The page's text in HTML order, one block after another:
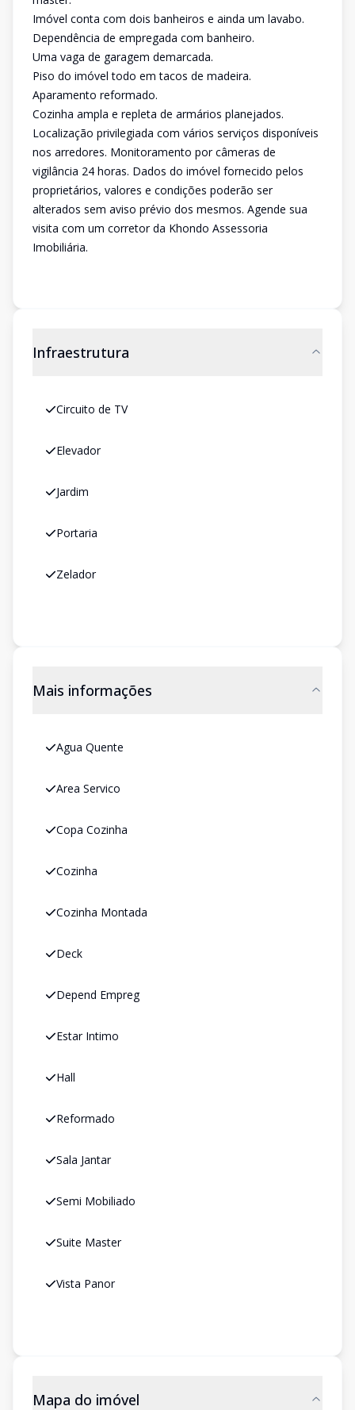
Imóvel conta com dois banheiros e ainda um lavabo.
Dependência de empregada com banheiro.
Uma vaga de garagem demarcada.
Piso do imóvel todo em tacos de madeira.
Aparamento reformado.
Cozinha ampla e repleta de armários planejados.
Localização privilegiada com vários serviços disponíveis
nos arredores. Monitoramento por câmeras de
vigilância 24 horas. Dados do imóvel fornecido pelos
proprietários, valores e condições poderão ser
alterados sem aviso prévio dos mesmos. Agende sua
visita com um corretor da Khondo Assessoria
Imobiliária.
Infraestrutura
Circuito de TV
Elevador
Jardim
Portaria
Zelador
Mais informações
Agua Quente
Area Servico
Copa Cozinha
Cozinha
Cozinha Montada
Deck
Depend Empreg
Estar Intimo
Hall
Reformado
Sala Jantar
Semi Mobiliado
Suite Master
Vista Panor
Mapa do imóvel